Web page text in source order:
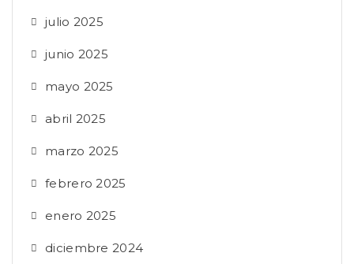
julio 2025
junio 2025
mayo 2025
abril 2025
marzo 2025
febrero 2025
enero 2025
diciembre 2024